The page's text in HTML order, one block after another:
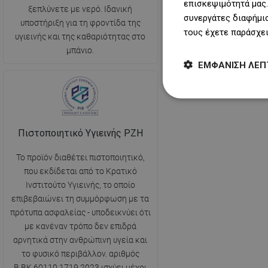
ξεπλύνετε με νερό. Ιδανική
υποστήριξη για τη φροντίδα της
υγιεινής και της καθαριότητας στο
μπάνιο.
επιφάνεια. Με αυτόν
αποχέτευση
καλύτερα στις
Πιστοποιητικό Υγιεινής PZH
Το προϊόν διαθέτει πιστοποιητικό,
που εκδίδεται από το Κρατικό
Ινστιτούτο Υγιεινής, το οποίο
επιβεβαιώνει τη συμμόρφωση με τα
πρότυπα ασφαλείας - υποδεικνύει ότι
με κανέναν τρόπο δεν επιδρά
αρνητικά στην ανθρώπινη υγεία και
το φυσικό περιβάλλον. αριθμός
επισκεψιμότητά
συνεργάτες
τους έχετε
ΕΜΦΆΝΙΣΗ